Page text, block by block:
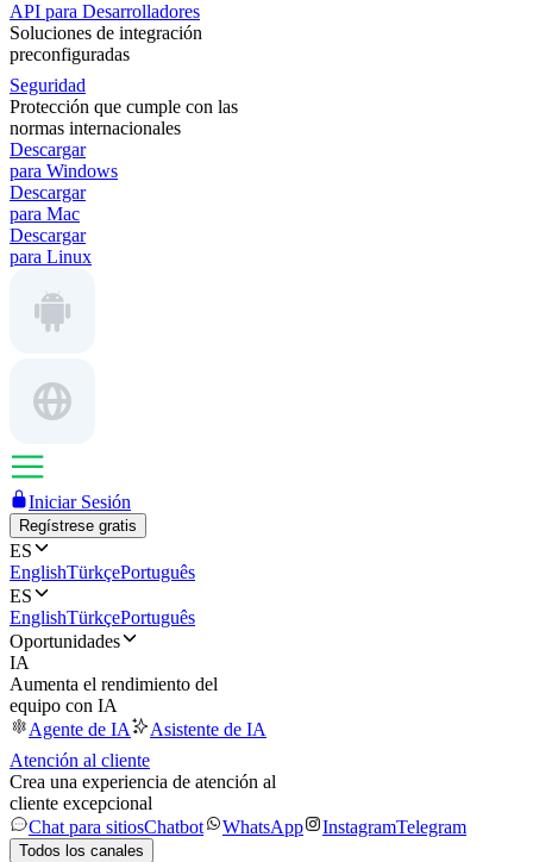
API para Desarrolladores
Soluciones de integración
preconfiguradas
Seguridad
Protección que cumple con las
normas internacionales
Descargar
para Windows
Descargar
para Mac
Descargar
para Linux
Iniciar Sesión
Regístrese gratis
ES
EnglishTürkçePortuguês
ES
EnglishTürkçePortuguês
Oportunidades
IA
Aumenta el rendimiento del
equipo con IA
Agente de IA
Asistente de IA
Atención al cliente
Crea una experiencia de atención al
cliente excepcional
Chat para sitiosChatbot WhatsApp InstagramTelegram
Todos los canales